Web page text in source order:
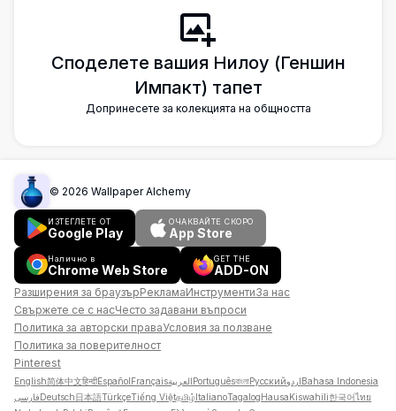
Споделете вашия Нилоу (Геншин
Импакт) тапет
Допринесете за колекцията на общността
© 2026 Wallpaper Alchemy
ИЗТЕГЛЕТЕ ОТ
Google Play
ОЧАКВАЙТЕ СКОРО
App Store
Налично в
Chrome Web Store
GET THE
ADD-ON
Разширения за браузърРекламаИнструментиЗа нас
Свържете се с насЧесто задавани въпроси
Политика за авторски праваУсловия за ползване
Политика за поверителност
Pinterest
English简体中文हिन्दीEspañolFrançaisالعربيةPortuguêsবাংলাРусскийاردوBahasa Indonesia
فارسیDeutsch日本語TürkçeTiếng Việtதமிழ்ItalianoTagalogHausaKiswahili한국어ไทย